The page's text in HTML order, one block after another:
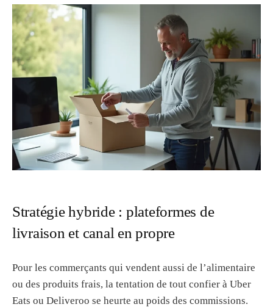
Stratégie hybride : plateformes de
livraison et canal en propre
Pour les commerçants qui vendent aussi de l’alimentaire
ou des produits frais, la tentation de tout confier à Uber
Eats ou Deliveroo se heurte au poids des commissions.